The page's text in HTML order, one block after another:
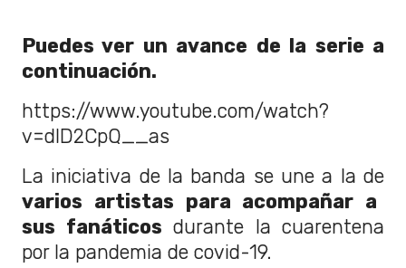
Puedes ver un avance de la serie a
continuación.
https://www.youtube.com/watch?
v=dlD2CpQ__as
La iniciativa de la banda se une a la de
varios artistas para acompañar a
sus fanáticos durante la cuarentena
por la pandemia de covid-19.